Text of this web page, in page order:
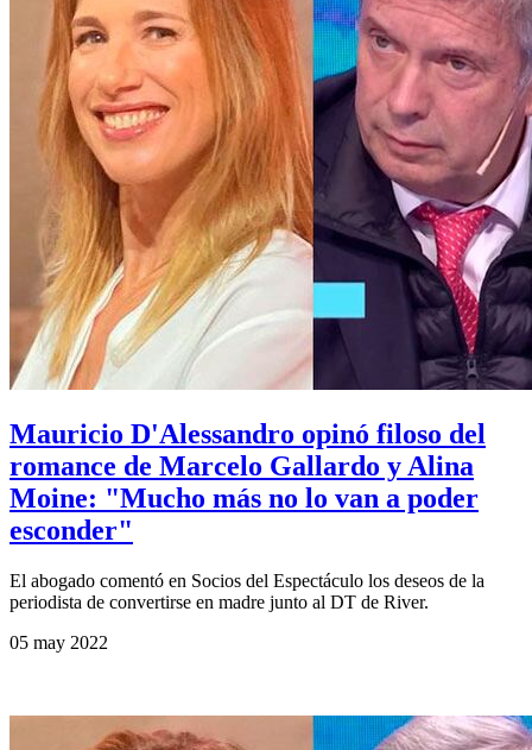
Mauricio D'Alessandro opinó filoso del
romance de Marcelo Gallardo y Alina
Moine: "Mucho más no lo van a poder
esconder"
El abogado comentó en Socios del Espectáculo los deseos de la
periodista de convertirse en madre junto al DT de River.
05 may 2022